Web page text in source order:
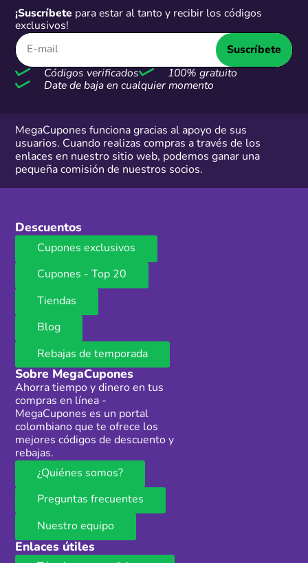
¡Suscríbete para estar al tanto y recibir los códigos
exclusivos!
Suscríbete
Códigos verificados
100% gratuito
Date de baja en cualquier momento
MegaCupones funciona gracias al apoyo de sus
usuarios. Cuando realizas compras a través de los
enlaces en nuestro sitio web, podemos ganar una
pequeña comisión de nuestros socios.
Descuentos
Cupones exclusivos
Cupones - Top 20
Tiendas
Blog
Rebajas de temporada
Sobre MegaCupones
Ahorra tiempo y dinero en tus
compras en línea -
MegaCupones es un portal
colombiano que te ofrece los
mejores códigos de descuento y
rebajas.
¿Quiénes somos?
Preguntas frecuentes
Nuestro equipo
Enlaces útiles